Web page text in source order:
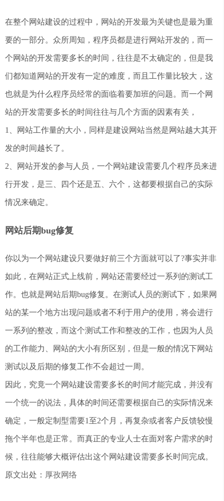
在整个网站建设的过程中，网站的开发最为关键也是最为重
要的一部分。众所周知，程序员都是进行网站开发的，而一
个网站的开发需要多长的时间，往往是不太确定的，但是我
们都知道网站的开发有一定的难度，而且工作量比较大，这
也就是为什么程序员经常的面临着要加班的问题。而一个网
站的开发需要多长的时间往往与几个方面的因素有关，
1、网站工作量的大小，同样是建设网站当然是网站越大其开
发的时间越长了。
2、网站开发的参与人员，一个网站建设需要几个程序员来进
行开发，是三、四个还是五、六个，这都要根据自己的实际
情况来确定。
网站后期bug修复
你以为一个网站建设只要做好前三个方面就可以了?事实并非
如此，在网站正式上线前，网站还需要经过一系列的测试工
作。也就是网站后期bug修复。在测试人员的测试下，如果网
站的某一个地方出现问题或者不利于用户的使用，将会进行
一系列的整改，而这个测试工作和整改的工作，也因为人员
的工作能力、网站的大小有所区别，但是一般的情况下网站
测试以及后期的修复工作不会超过一周。
因此，究竟一个网站建设需要多长的时间才能完成，并没有
一个统一的说法，具体的时间还需要根据自己的实际情况来
确定，一般定制型需要1至2个月，再复杂或者客户反馈较慢
拖个半年也是正常。而真正的专业人士在面对客户需求的时
候，往往能够大概评估出这个网站建设需要多长时间完成。
原文出处： 厚孜网络